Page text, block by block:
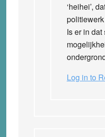
‘heihei’,
Is er in
Log in to